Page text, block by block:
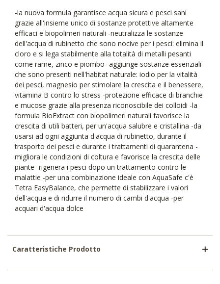
-la nuova formula garantisce acqua sicura e pesci sani
grazie all'insieme unico di sostanze protettive altamente
efficaci e biopolimeri naturali -neutralizza le sostanze
dell'acqua di rubinetto che sono nocive per i pesci: elimina il
cloro e si lega stabilmente alla totalità di metalli pesanti
come rame, zinco e piombo -aggiunge sostanze essenziali
che sono presenti nell'habitat naturale: iodio per la vitalità
dei pesci, magnesio per stimolare la crescita e il benessere,
vitamina B contro lo stress -protezione efficace di branchie
e mucose grazie alla presenza riconoscibile dei colloidi -la
formula BioExtract con biopolimeri naturali favorisce la
crescita di utili batteri, per un'acqua salubre e cristallina -da
usarsi ad ogni aggiunta d'acqua di rubinetto, durante il
trasporto dei pesci e durante i trattamenti di quarantena -
migliora le condizioni di coltura e favorisce la crescita delle
piante -rigenera i pesci dopo un trattamento contro le
malattie -per una combinazione ideale con AquaSafe c'è
Tetra EasyBalance, che permette di stabilizzare i valori
dell'acqua e di ridurre il numero di cambi d'acqua -per
acquari d'acqua dolce
Caratteristiche Prodotto